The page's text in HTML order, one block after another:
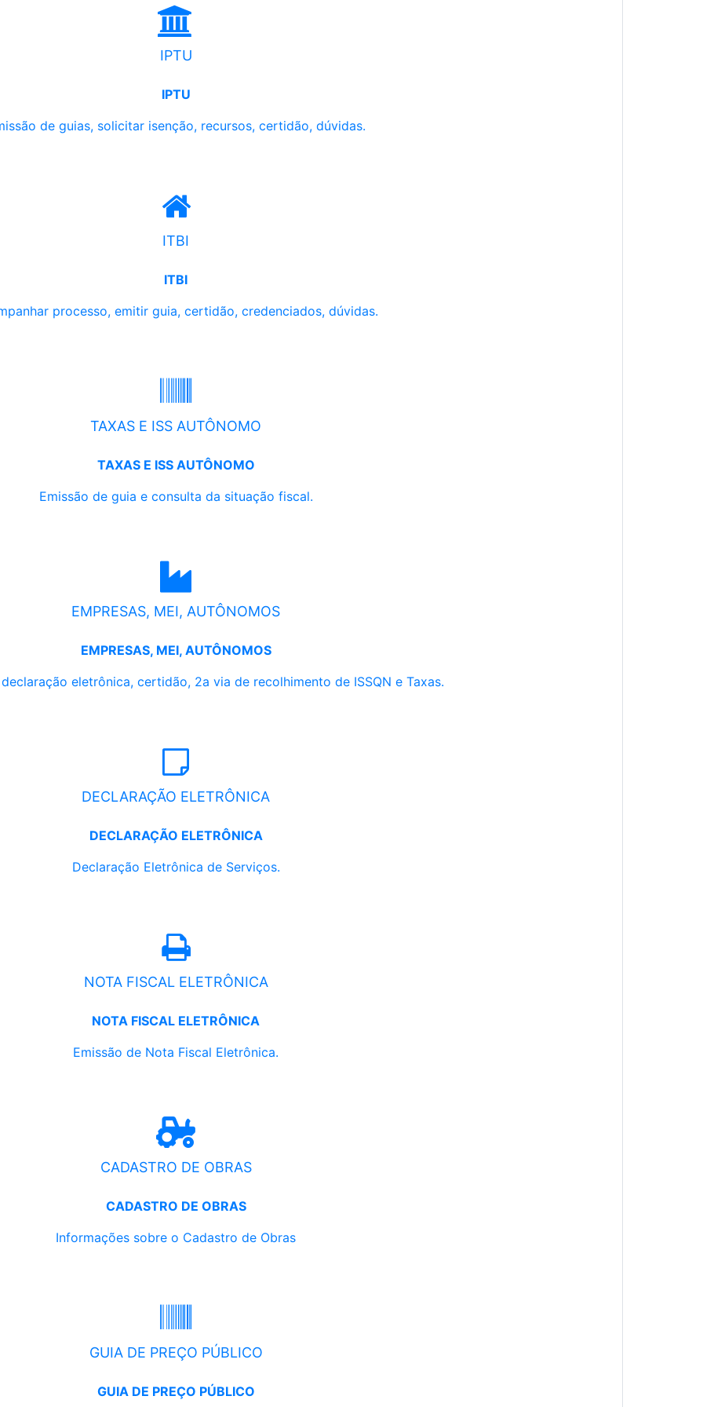
IPTU
IPTU
de guias, solicitar isenção, recursos, certidão, dúvidas.
ITBI
ITBI
processo, emitir guia, certidão, credenciados, dúvidas.
TAXAS E ISS AUTÔNOMO
TAXAS E ISS AUTÔNOMO
Emissão de guia e consulta da situação fiscal.
EMPRESAS, MEI, AUTÔNOMOS
EMPRESAS, MEI, AUTÔNOMOS
eletrônica, certidão, 2a via de recolhimento de ISSQN e Taxas.
DECLARAÇÃO ELETRÔNICA
DECLARAÇÃO ELETRÔNICA
Declaração Eletrônica de Serviços.
NOTA FISCAL ELETRÔNICA
NOTA FISCAL ELETRÔNICA
Emissão de Nota Fiscal Eletrônica.
CADASTRO DE OBRAS
CADASTRO DE OBRAS
Informações sobre o Cadastro de Obras
GUIA DE PREÇO PÚBLICO
GUIA DE PREÇO PÚBLICO